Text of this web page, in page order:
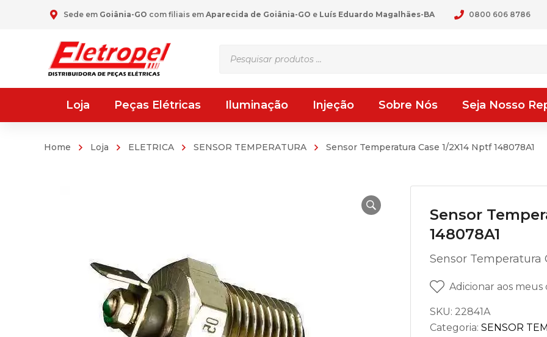
Sede em Goiânia-GO com filiais em Aparecida de Goiânia-GO e Luís Eduardo Magalhães-BA 0800 606 8786
Loja Peças Elétricas Iluminação Injeção Sobre Nós Seja Nosso
Home Loja ELETRICA SENSOR TEMPERATURA Sensor Temperatura Case 1/2X14 Nptf 148078A1
Sensor
148078A1
Sensor Temperatura
Adicionar aos meus
SKU: 22841A
Categoria: SENSOR